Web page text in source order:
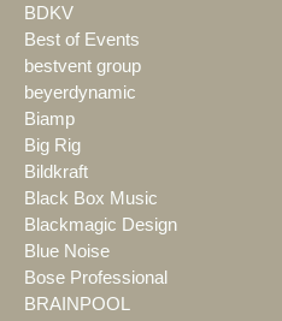
BDKV
Best of Events
bestvent group
beyerdynamic
Biamp
Big Rig
Bildkraft
Black Box Music
Blackmagic Design
Blue Noise
Bose Professional
BRAINPOOL